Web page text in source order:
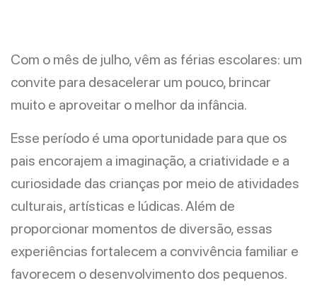
Com o mês de julho, vêm as férias escolares: um
convite para desacelerar um pouco, brincar
muito e aproveitar o melhor da infância.
Esse período é uma oportunidade para que os
pais encorajem a imaginação, a criatividade e a
curiosidade das crianças por meio de atividades
culturais, artísticas e lúdicas. Além de
proporcionar momentos de diversão, essas
experiências fortalecem a convivência familiar e
favorecem o desenvolvimento dos pequenos.